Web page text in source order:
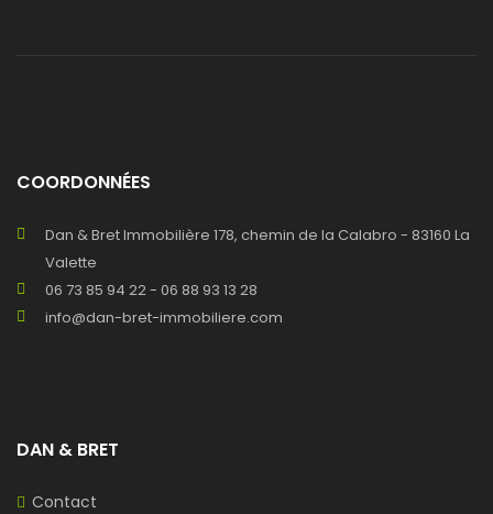
COORDONNÉES
Dan & Bret Immobilière 178, chemin de la Calabro - 83160 La
Valette
06 73 85 94 22 - 06 88 93 13 28
info@dan-bret-immobiliere.com
DAN & BRET
Contact